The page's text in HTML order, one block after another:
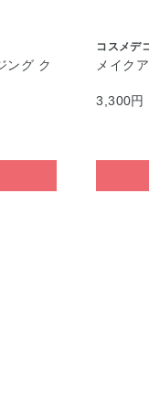
ング ク
コスメデ
メイク
3,300円